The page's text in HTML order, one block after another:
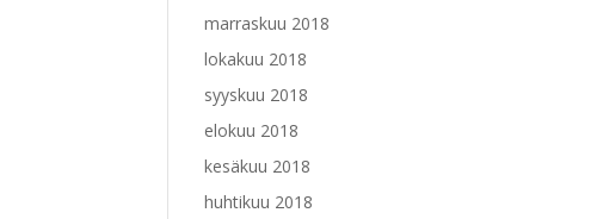
marraskuu 2018
lokakuu 2018
syyskuu 2018
elokuu 2018
kesäkuu 2018
huhtikuu 2018